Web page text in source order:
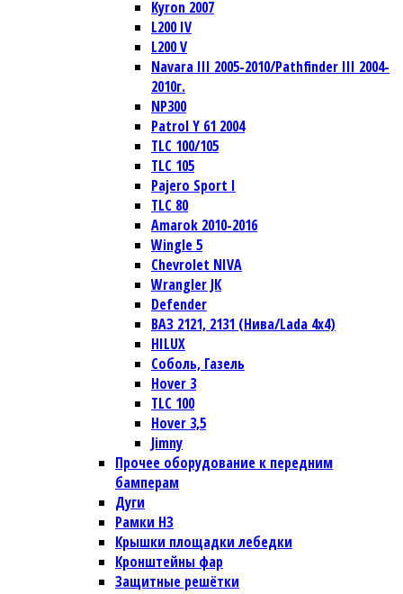
Kyron 2007
L200 IV
L200 V
Navara III 2005-2010/Pathfinder III 2004-
2010г.
NP300
Patrol Y 61 2004
TLC 100/105
TLC 105
Pajero Sport I
TLC 80
Amarok 2010-2016
Wingle 5
Chevrolet NIVA
Wrangler JК
Defender
ВАЗ 2121, 2131 (Нива/Lada 4х4)
HILUX
Соболь, Газель
Hover 3
TLC 100
Hover 3,5
Jimny
Прочее оборудование к передним
бамперам
Дуги
Рамки НЗ
Крышки площадки лебедки
Кронштейны фар
Защитные решётки